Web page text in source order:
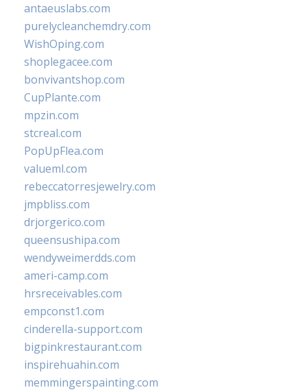
antaeuslabs.com
purelycleanchemdry.com
WishOping.com
shoplegacee.com
bonvivantshop.com
CupPlante.com
mpzin.com
stcreal.com
PopUpFlea.com
valueml.com
rebeccatorresjewelry.com
jmpbliss.com
drjorgerico.com
queensushipa.com
wendyweimerdds.com
ameri-camp.com
hrsreceivables.com
empconst1.com
cinderella-support.com
bigpinkrestaurant.com
inspirehuahin.com
memmingerspainting.com